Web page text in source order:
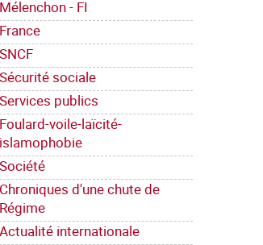
Mélenchon - FI
France
SNCF
Sécurité sociale
Services publics
Foulard-voile-laïcité-
islamophobie
Société
Chroniques d'une chute de
Régime
Actualité internationale